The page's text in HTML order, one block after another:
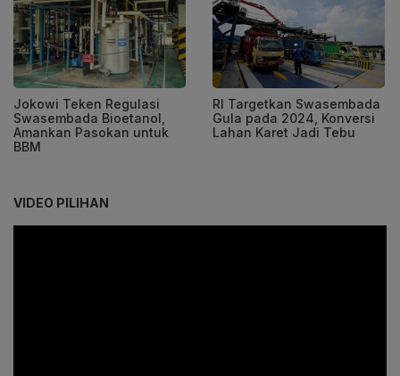
Jokowi Teken Regulasi
Swasembada Bioetanol,
Amankan Pasokan untuk
BBM
RI Targetkan Swasembada
Gula pada 2024, Konversi
Lahan Karet Jadi Tebu
VIDEO PILIHAN